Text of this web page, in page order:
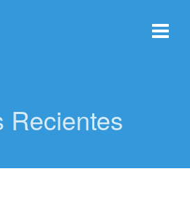
Recientes